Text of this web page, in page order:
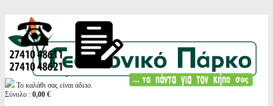
Το καλάθι σας είναι άδειο.
Σύνολο : 0,00 €